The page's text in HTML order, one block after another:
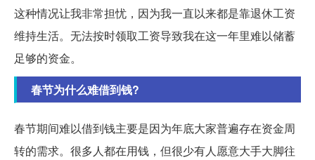
这种情况让我非常担忧，因为我一直以来都是靠退休工资
维持生活。无法按时领取工资导致我在这一年里难以储蓄
足够的资金。
春节为什么难借到钱?
春节期间难以借到钱主要是因为年底大家普遍存在资金周
转的需求。很多人都在用钱，但很少有人愿意大手大脚往